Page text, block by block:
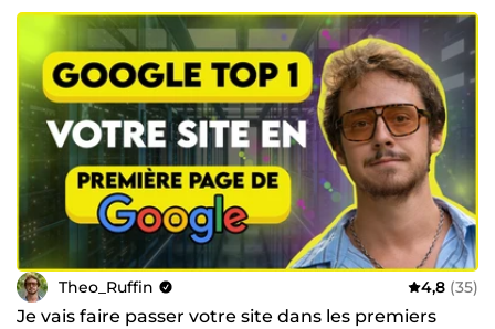
Theo_Ruffin 4,8 (35)
Je vais faire passer votre site dans les premiers